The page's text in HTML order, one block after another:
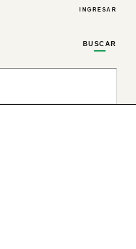
INGRESAR
BUSCAR